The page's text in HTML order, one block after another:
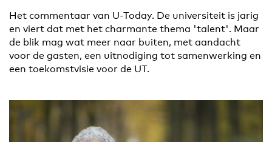
Het commentaar van U-Today. De universiteit is jarig
en viert dat met het charmante thema 'talent'. Maar
de blik mag wat meer naar buiten, met aandacht
voor de gasten, een uitnodiging tot samenwerking en
een toekomstvisie voor de UT.